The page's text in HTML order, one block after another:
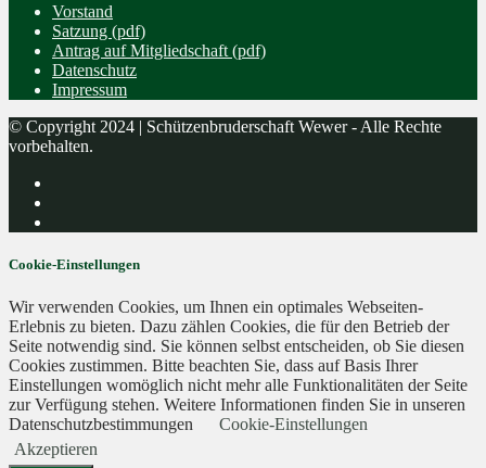
Vorstand
Satzung (pdf)
Antrag auf Mitgliedschaft (pdf)
Datenschutz
Impressum
© Copyright 2024 | Schützenbruderschaft Wewer - Alle Rechte
vorbehalten.
Cookie-Einstellungen
Wir verwenden Cookies, um Ihnen ein optimales Webseiten-
Erlebnis zu bieten. Dazu zählen Cookies, die für den Betrieb der
Seite notwendig sind. Sie können selbst entscheiden, ob Sie diesen
Cookies zustimmen. Bitte beachten Sie, dass auf Basis Ihrer
Einstellungen womöglich nicht mehr alle Funktionalitäten der Seite
zur Verfügung stehen. Weitere Informationen finden Sie in unseren
Datenschutzbestimmungen
Cookie-Einstellungen
Akzeptieren